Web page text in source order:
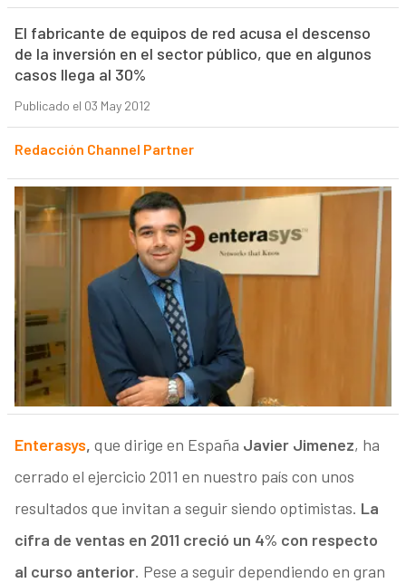
El fabricante de equipos de red acusa el descenso
de la inversión en el sector público, que en algunos
casos llega al 30%
Publicado el 03 May 2012
Redacción Channel Partner
Enterasys, que dirige en España Javier Jimenez, ha
cerrado el ejercicio 2011 en nuestro país con unos
resultados que invitan a seguir siendo optimistas. La
cifra de ventas en 2011 creció un 4% con respecto
al curso anterior. Pese a seguir dependiendo en gran